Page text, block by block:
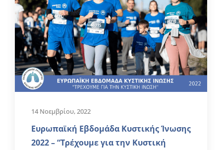
14 Νοεμβρίου, 2022
Ευρωπαϊκή Εβδομάδα Κυστικής Ίνωσης
2022 – “Τρέχουμε για την Κυστική